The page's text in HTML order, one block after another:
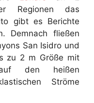
Regionen das
gibt es Berichte
Demnach fließen
San Isidro und
zu 2 m Größe mit
den heißen
Ströme